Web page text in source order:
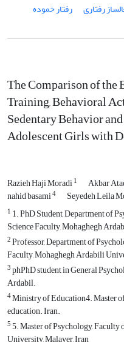
رفتاری رفتار خموده
The Comparison of
Training, Behavioral
Sedentary Behavior
Adolescent Girls with
Razieh Haji Moradi1 Akbar
nahid basami4 Seyedeh Leila
1 1. PhD Student, Department of
Science Faculty, Mohaghegh
2Professor, Department of
Faculty, Mohaghegh Ardabili
3phPhD student in General
Ardabil.
4Ministry of Education4. Master
education. Iran.
55. Master of Psychology,